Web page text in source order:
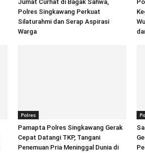
Jumat Curhat di Bagak Sahwa,
Polres Singkawang Perkuat
Silaturahmi dan Serap Aspirasi
Warga
Polres
Pamapta Polres Singkawang Gerak
Cepat Datangi TKP, Tangani
Penemuan Pria Meninggal Dunia di